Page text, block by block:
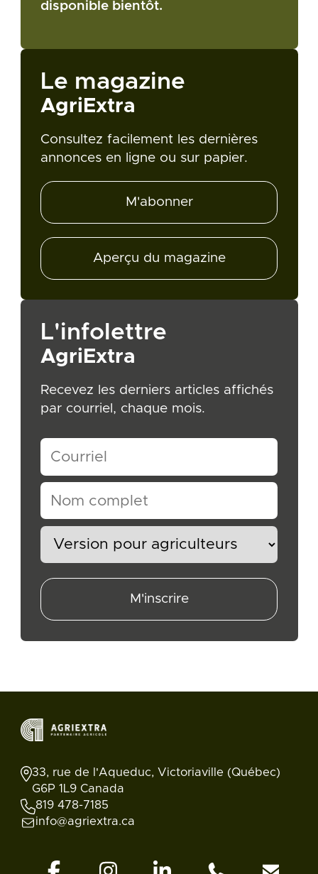
disponible bientôt.
Le magazine
AgriExtra
Consultez facilement les dernières
annonces en ligne ou sur papier.
M'abonner
Aperçu du magazine
L'infolettre
AgriExtra
Recevez les derniers articles affichés
par courriel, chaque mois.
M'inscrire
33, rue de l'Aqueduc, Victoriaville (Québec)
G6P 1L9 Canada
819 478-7185
info@agriextra.ca